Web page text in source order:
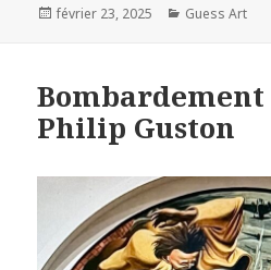
Posted
février 23, 2025 Categories
Guess Art
Bombardement
Philip Guston